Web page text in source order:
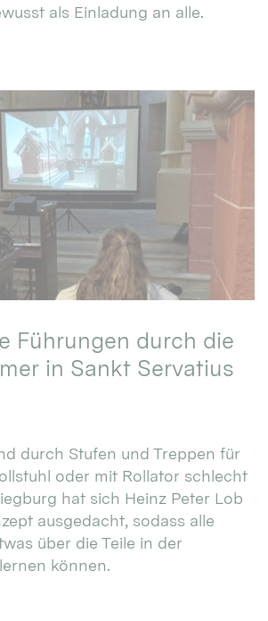
als Einladung an alle.
Führungen durch die
in Sankt Servatius
durch Stufen und Treppen für
oder mit Rollator schlecht
hat sich Heinz Peter Lob
ausgedacht, sodass alle
über die Teile in der
können.